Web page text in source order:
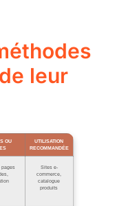
leur
OU
UTILISATION
RECOMMANDÉE
pages
Sites e-
commerce,
catalogue
produits